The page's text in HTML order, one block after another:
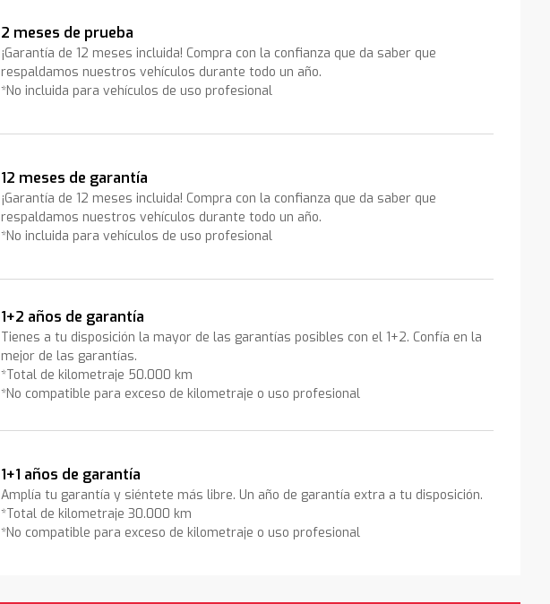
2 meses de prueba
¡Garantía de 12 meses incluida! Compra con la confianza que da saber que
respaldamos nuestros vehículos durante todo un año.
*No incluida para vehículos de uso profesional
12 meses de garantía
¡Garantía de 12 meses incluida! Compra con la confianza que da saber que
respaldamos nuestros vehículos durante todo un año.
*No incluida para vehículos de uso profesional
1+2 años de garantía
Tienes a tu disposición la mayor de las garantías posibles con el 1+2. Confía en la
mejor de las garantías.
*Total de kilometraje 50.000 km
*No compatible para exceso de kilometraje o uso profesional
1+1 años de garantía
Amplía tu garantía y siéntete más libre. Un año de garantía extra a tu disposición.
*Total de kilometraje 30.000 km
*No compatible para exceso de kilometraje o uso profesional